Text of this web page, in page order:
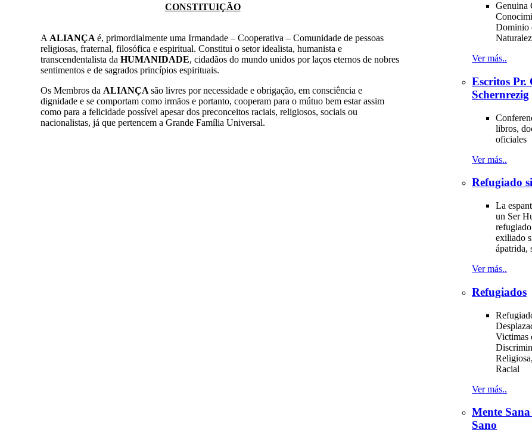
CONSTITUIÇÃO
A ALIANÇA é, primordialmente uma Irmandade – Cooperativa – Comunidade de pessoas
religiosas, fraternal, filosófica e espiritual. Constitui o setor idealista, humanista e
transcendentalista da HUMANIDADE, cidadãos do mundo unidos por laços eternos de nobres
sentimentos e de sagrados princípios espirituais.
Os Membros da ALIANÇA são livres por necessidade e obrigação, em consciência e
dignidade e se comportam como irmãos e portanto, cooperam para o mútuo bem estar assim
como para a felicidade possível apesar dos preconceitos raciais, religiosos, sociais ou
nacionalistas, já que pertencem a Grande Família Universal.
Genuina
Dominio
Ver más..
Escritos
Schernrezig
libros,
oficiales
Ver más..
Refugiado
La
un Ser
exiliado
ápatrida,
Ver más..
Refugiados
Victimas
Racial
Ver más..
Mente
Sano